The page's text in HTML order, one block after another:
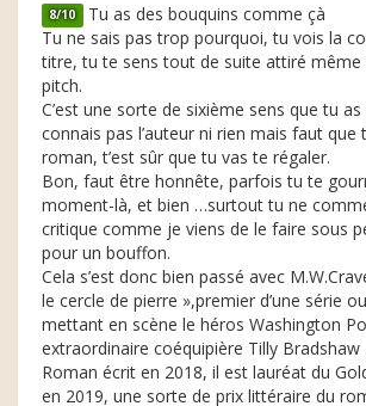
8/10 Tu as des bouquins comme çà
Tu ne sais pas trop pourquoi, tu vois la
titre, tu te sens tout de suite attiré même
pitch.
C’est une sorte de sixième sens que tu
connais pas l’auteur ni rien mais faut que
roman, t’est sûr que tu vas te régaler.
Bon, faut être honnête, parfois tu te
moment-là, et bien …surtout tu ne
critique comme je viens de le faire sous
pour un bouffon.
Cela s’est donc bien passé avec
le cercle de pierre »,premier d’une série
mettant en scène le héros Washington
extraordinaire coéquipière Tilly Bradshaw .
Roman écrit en 2018, il est lauréat du
en 2019, une sorte de prix littéraire du